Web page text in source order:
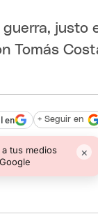
justo
Tomás
en
tus medios
×
+ Seguir en